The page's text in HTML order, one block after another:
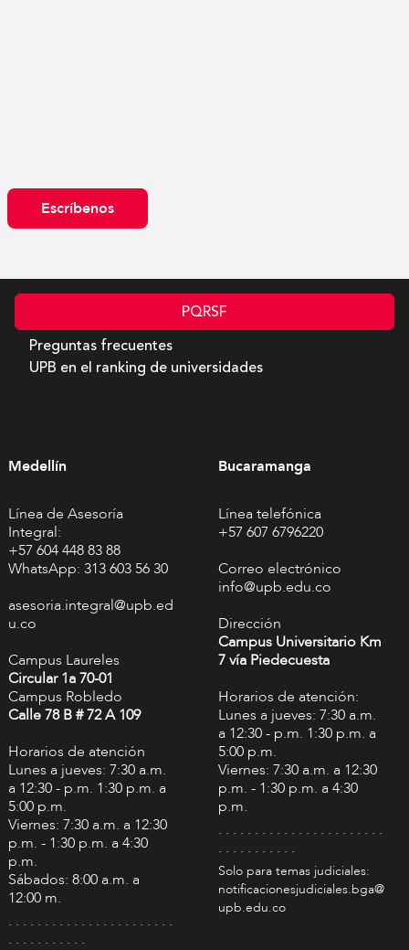
Escríbenos
PQRSF
Preguntas frecuentes
UPB en el ranking de universidades
Medellín
Línea de Asesoría
Integral:
+57 604 448 83 88
WhatsApp: 313 603 56 30
asesoria.integral@upb.ed
u.co
Campus Laureles
Circular 1a 70-01
Campus Robledo
Calle 78 B # 72 A 109
Horarios de atención
Lunes a jueves: 7:30 a.m.
a 12:30 - p.m. 1:30 p.m. a
5:00 p.m.
Viernes: 7:30 a.m. a 12:30
p.m. - 1:30 p.m. a 4:30
p.m.
Sábados: 8:00 a.m. a
12:00 m.
. . . . . . . . . . . . . . . . . . . . . . .
. . . . . . . . . . .
Bucaramanga
Línea telefónica
+57 607 6796220
Correo electrónico
info@upb.edu.co
Dirección
Campus Universitario Km
7 vía Piedecuesta
Horarios de atención:
Lunes a jueves: 7:30 a.m.
a 12:30 - p.m. 1:30 p.m. a
5:00 p.m.
Viernes: 7:30 a.m. a 12:30
p.m. - 1:30 p.m. a 4:30
p.m.
. . . . . . . . . . . . . . . . . . . . . . .
. . . . . . . . . . .
Solo para temas judiciales:
notificacionesjudiciales.bga@
upb.edu.co